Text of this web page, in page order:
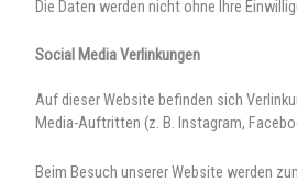
Die Daten werden nicht ohne Ihre
Social Media Verlinkungen
Auf dieser Website befinden sich
Media-Auftritten (z. B. Instagram,
Beim Besuch unserer Website werden